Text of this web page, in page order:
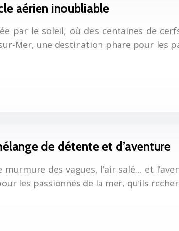
aérien inoubliable
par le soleil, où des centaines de
Mer, une destination phare pour les
de détente et d’aventure
des vagues, l’air salé… et
les passionnés de la mer, qu’ils